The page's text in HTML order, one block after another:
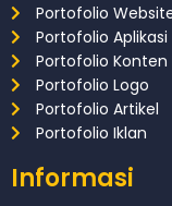
Portofolio
Portofolio Aplikasi
Portofolio Konten
Portofolio Logo
Portofolio Artikel
Portofolio Iklan
Informasi